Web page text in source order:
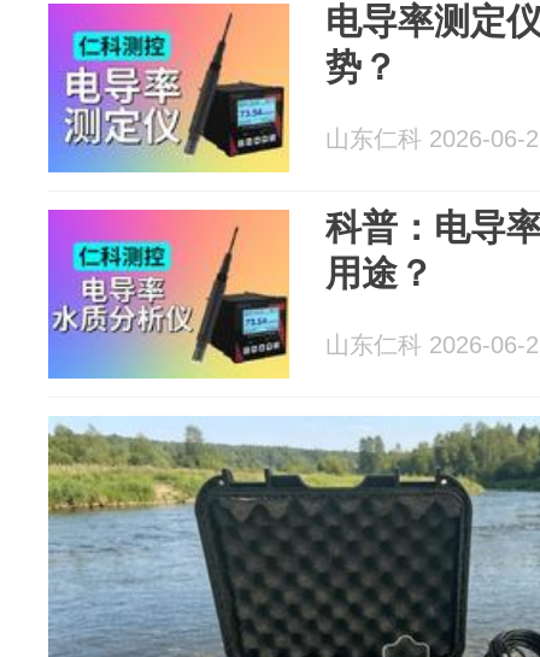
电导率测定
势？
山东仁科 2026-06-
科普：电导
用途？
山东仁科 2026-06-